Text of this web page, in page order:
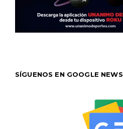
SÍGUENOS EN GOOGLE NEWS